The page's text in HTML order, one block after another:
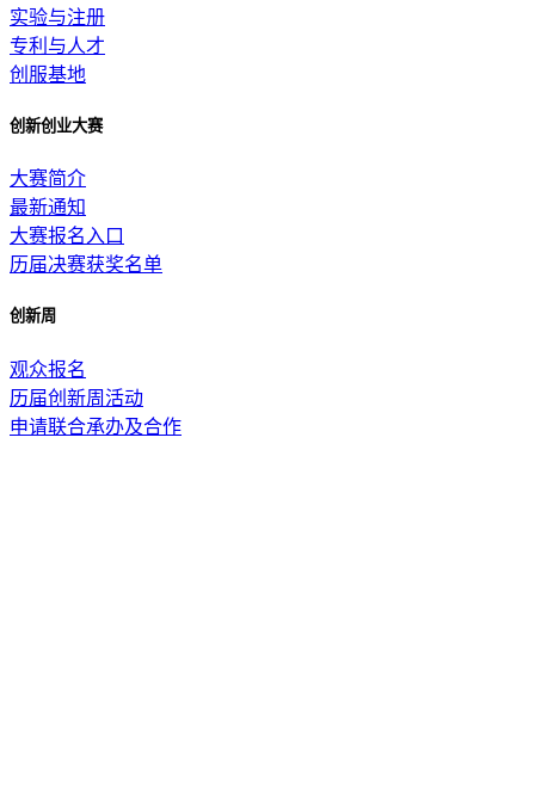
实验与注册
专利与人才
创服基地
创新创业大赛
大赛简介
最新通知
大赛报名入口
历届决赛获奖名单
创新周
观众报名
历届创新周活动
申请联合承办及合作